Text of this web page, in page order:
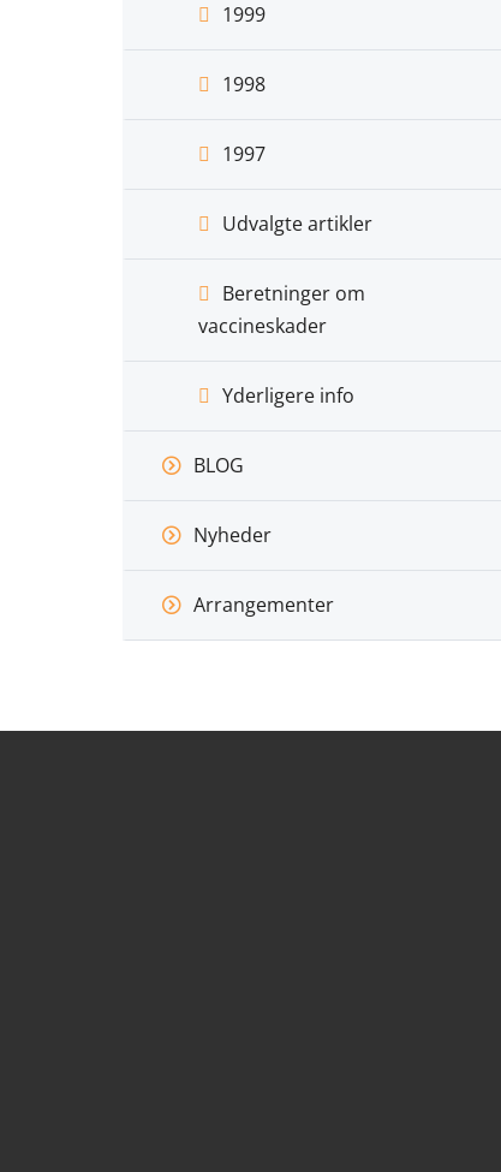
1999
1998
1997
Udvalgte artikler
Beretninger om
vaccineskader
Yderligere info
BLOG
Nyheder
Arrangementer